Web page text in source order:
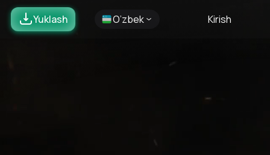
Yuklash O’zbek Kirish